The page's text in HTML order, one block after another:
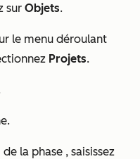
sur Objets.
le menu déroulant
Projets.
la phase , saisissez